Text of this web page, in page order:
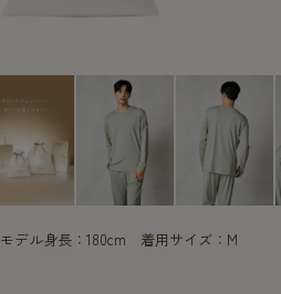
モデル身長：180cm 着用サイズ：M